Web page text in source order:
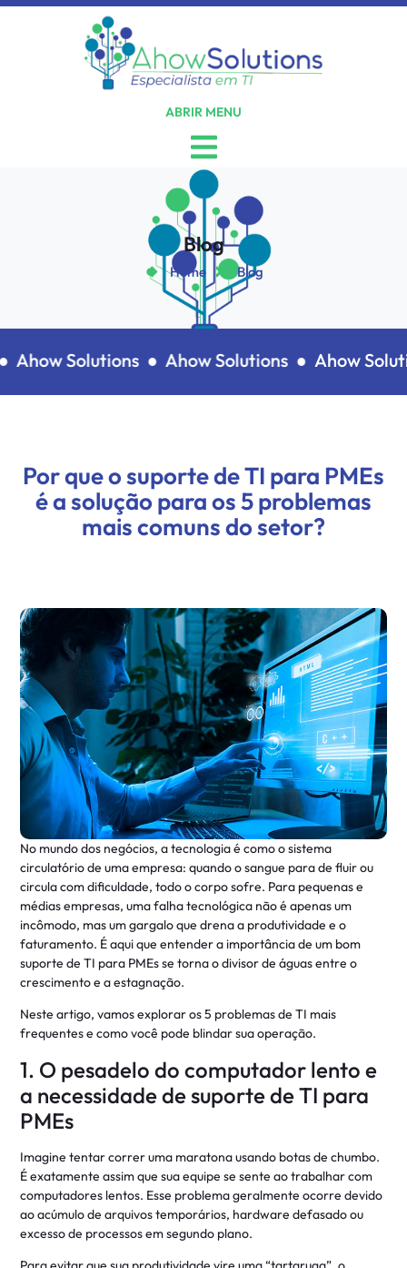
ABRIR MENU
Blog
Home Blog
Ahow Solutions ●Ahow Solutions ●Ahow
Por que o suporte de TI para PMEs
é a solução para os 5 problemas
mais comuns do setor?
No mundo dos negócios, a tecnologia é como o sistema
circulatório de uma empresa: quando o sangue para de fluir ou
circula com dificuldade, todo o corpo sofre. Para pequenas e
médias empresas, uma falha tecnológica não é apenas um
incômodo, mas um gargalo que drena a produtividade e o
faturamento. É aqui que entender a importância de um bom
suporte de TI para PMEs se torna o divisor de águas entre o
crescimento e a estagnação.
Neste artigo, vamos explorar os 5 problemas de TI mais
frequentes e como você pode blindar sua operação.
1. O pesadelo do computador lento e
a necessidade de suporte de TI para
PMEs
Imagine tentar correr uma maratona usando botas de chumbo.
É exatamente assim que sua equipe se sente ao trabalhar com
computadores lentos. Esse problema geralmente ocorre devido
ao acúmulo de arquivos temporários, hardware defasado ou
excesso de processos em segundo plano.